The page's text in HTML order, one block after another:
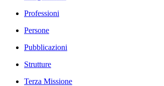
Professioni
Persone
Pubblicazioni
Strutture
Terza Missione